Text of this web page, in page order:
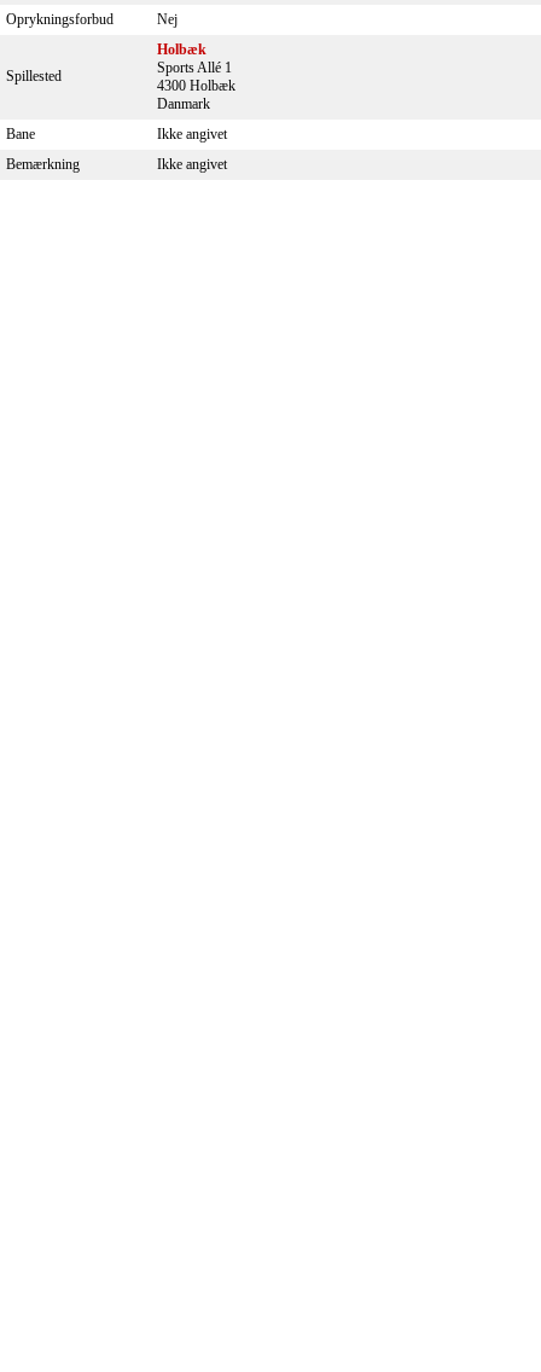
Oprykningsforbud
Nej
Spillested
Holbæk
Sports Allé 1
4300 Holbæk
Danmark
Bane
Ikke angivet
Bemærkning
Ikke angivet